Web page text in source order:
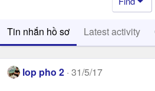
Tin nhắn hồ sơ Latest activity
lop pho 2 31/5/17